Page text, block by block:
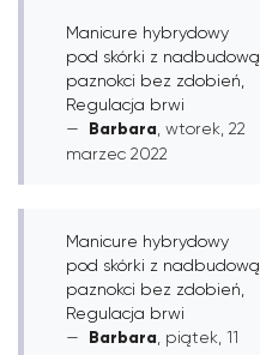
Manicure hybrydowy
pod skórki z nadbudową
paznokci bez zdobień,
Regulacja brwi
Barbara , wtorek, 22
marzec 2022
Manicure hybrydowy
pod skórki z nadbudową
paznokci bez zdobień,
Regulacja brwi
Barbara , piątek, 11